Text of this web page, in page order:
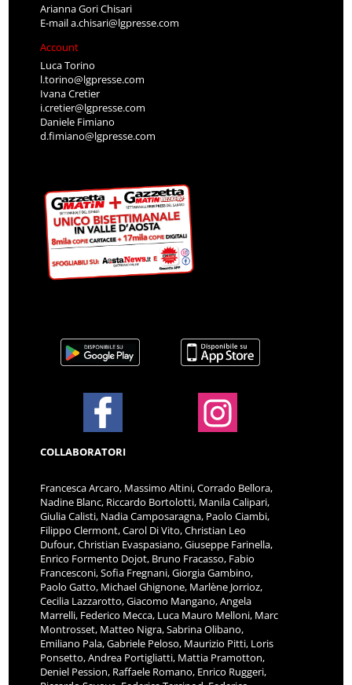
Arianna Gori Chisari
E-maila.chisari@lgpresse.com
Account
Luca Torino
l.torino@lgpresse.com
Ivana Cretier
i.cretier@lgpresse.com
Daniele Fimiano
d.fimiano@lgpresse.com
COLLABORATORI
Francesca Arcaro, Massimo Altini, Corrado Bellora,
Nadine Blanc, Riccardo Bortolotti, Manila Calipari,
Giulia Calisti, Nadia Camposaragna, Paolo Ciambi,
Filippo Clermont, Carol Di Vito, Christian Leo
Dufour, Christian Evaspasiano, Giuseppe Farinella,
Enrico Formento Dojot, Bruno Fracasso, Fabio
Francesconi, Sofia Fregnani, Giorgia Gambino,
Paolo Gatto, Michael Ghignone, Marlène Jorrioz,
Cecilia Lazzarotto, Giacomo Mangano, Angela
Marrelli, Federico Mecca, Luca Mauro Melloni, Marc
Montrosset, Matteo Nigra, Sabrina Olibano,
Emiliano Pala, Gabriele Peloso, Maurizio Pitti, Loris
Ponsetto, Andrea Portigliatti, Mattia Pramotton,
Deniel Pession, Raffaele Romano, Enrico Ruggeri,